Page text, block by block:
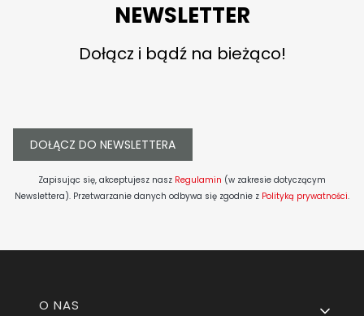
NEWSLETTER
Dołącz i bądź na bieżąco!
DOŁĄCZ DO NEWSLETTERA
Zapisując się, akceptujesz nasz Regulamin (w zakresie dotyczącym
Newslettera). Przetwarzanie danych odbywa się zgodnie z Polityką prywatności.
Linki w stopce
O NAS